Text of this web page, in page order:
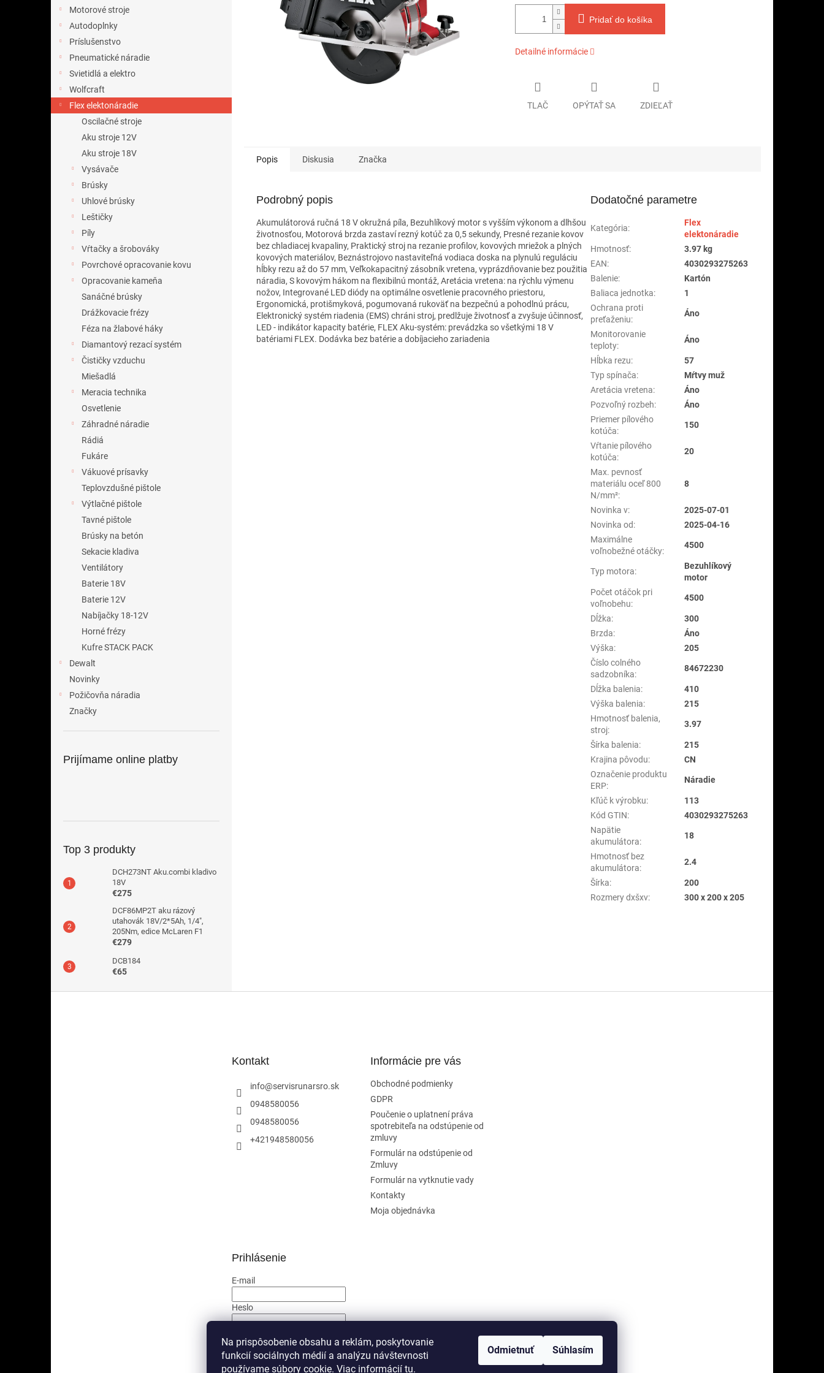
Na prispôsobenie obsahu a reklám, poskytovanie
funkcií sociálnych médií a analýzu návštevnosti
používame súbory cookie. Viac informácií tu.
Odmietnuť Súhlasím
Motorové stroje
Autodoplnky
Príslušenstvo
Pneumatické náradie
Svietidlá a elektro
Wolfcraft
Flex elektonáradie
Oscilačné stroje
Aku stroje 12V
Aku stroje 18V
Vysávače
Brúsky
Uhlové brúsky
Leštičky
Píly
Vŕtačky a šrobováky
Povrchové opracovanie kovu
Opracovanie kameňa
Sanáčné brúsky
Drážkovacie frézy
Féza na žlabové háky
Diamantový rezací systém
Čističky vzduchu
Miešadlá
Meracia technika
Osvetlenie
Záhradné náradie
Rádiá
Fukáre
Vákuové prísavky
Teplovzdušné pištole
Výtlačné pištole
Tavné pištole
Brúsky na betón
Sekacie kladiva
Ventilátory
Baterie 18V
Baterie 12V
Nabíjačky 18-12V
Horné frézy
Kufre STACK PACK
Dewalt
Novinky
Požičovňa náradia
Značky
Prijímame online platby
Top 3 produkty
DCH273NT Aku.combi kladivo
18V
€275
DCF86MP2T aku rázový
utahovák 18V/2*5Ah, 1/4",
205Nm, edice McLaren F1
€279
DCB184
€65
Pridať do košíka
Detailné informácie
TLAČ OPÝTAŤ SA ZDIEĽAŤ
Popis Diskusia Značka
Podrobný popis
Akumulátorová ručná 18 V okružná píla, Bezuhlíkový motor s vyšším výkonom a dlhšou
životnosťou, Motorová brzda zastaví rezný kotúč za 0,5 sekundy, Presné rezanie kovov
bez chladiacej kvapaliny, Praktický stroj na rezanie profilov, kovových mriežok a plných
kovových materiálov, Beznástrojovo nastaviteľná vodiaca doska na plynulú reguláciu
hĺbky rezu až do 57 mm, Veľkokapacitný zásobník vretena, vyprázdňovanie bez použitia
náradia, S kovovým hákom na flexibilnú montáž, Aretácia vretena: na rýchlu výmenu
nožov, Integrované LED diódy na optimálne osvetlenie pracovného priestoru,
Ergonomická, protišmyková, pogumovaná rukoväť na bezpečnú a pohodlnú prácu,
Elektronický systém riadenia (EMS) chráni stroj, predlžuje životnosť a zvyšuje účinnosť,
LED - indikátor kapacity batérie, FLEX Aku-systém: prevádzka so všetkými 18 V
batériami FLEX. Dodávka bez batérie a dobíjacieho zariadenia
Dodatočné parametre
Kategória:
Flex
elektonáradie
Hmotnosť:
3.97 kg
EAN:
4030293275263
Balenie:
Kartón
Baliaca jednotka:
1
Ochrana proti
preťaženiu:
Áno
Monitorovanie
teploty:
Áno
Hĺbka rezu:
57
Typ spínača:
Mŕtvy muž
Aretácia vretena:
Áno
Pozvoľný rozbeh:
Áno
Priemer pílového
kotúča:
150
Vŕtanie pílového
kotúča:
20
Max. pevnosť
materiálu oceľ 800
N/mm²:
8
Novinka v:
2025-07-01
Novinka od:
2025-04-16
Maximálne
voľnobežné otáčky:
4500
Typ motora:
Bezuhlíkový
motor
Počet otáčok pri
voľnobehu:
4500
Dĺžka:
300
Brzda:
Áno
Výška:
205
Číslo colného
sadzobníka:
84672230
Dĺžka balenia:
410
Výška balenia:
215
Hmotnosť balenia,
stroj:
3.97
Šírka balenia:
215
Krajina pôvodu:
CN
Označenie produktu
ERP:
Náradie
Kľúč k výrobku:
113
Kód GTIN:
4030293275263
Napätie
akumulátora:
18
Hmotnosť bez
akumulátora:
2.4
Šírka:
200
Rozmery dxšxv: 300 x 200 x 205
Kontakt
info@servisrunarsro.sk
0948580056
0948580056
+421948580056
Informácie pre vás
Obchodné podmienky
GDPR
Poučenie o uplatnení práva
spotrebiteľa na odstúpenie od
zmluvy
Formulár na odstúpenie od
Zmluvy
Formulár na vytknutie vady
Kontakty
Moja objednávka
Prihlásenie
E-mail
Heslo
PRIHLÁSIŤ SA
Nová registráciaZabudnuté heslo